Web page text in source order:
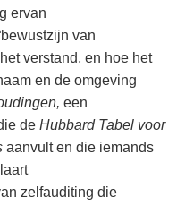
ervan
van
verstand, en hoe het
en de omgeving
een
de Hubbard Tabel voor
aanvult en die iemands
zelfauditing die